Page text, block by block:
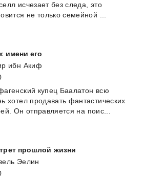
исчезает без следа, это
не только семейной ...
имени его
ибн Акиф
купец Баалатон всю
хотел продавать фантастических
Он отправляется на поис...
прошлой жизни
Эелин